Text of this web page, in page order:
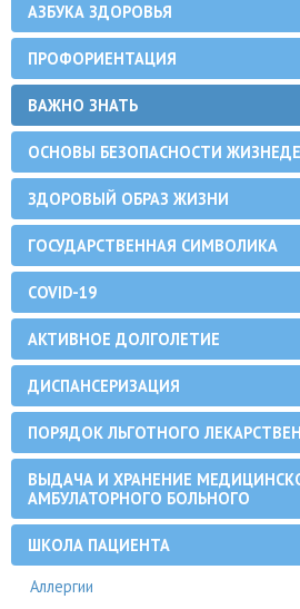
АЗБУКА ЗДОРОВЬЯ
ПРОФОРИЕНТАЦИЯ
ВАЖНО ЗНАТЬ
ОСНОВЫ БЕЗОПАСНОСТИ
ЗДОРОВЫЙ ОБРАЗ ЖИЗНИ
ГОСУДАРСТВЕННАЯ СИМВОЛИКА
COVID-19
АКТИВНОЕ ДОЛГОЛЕТИЕ
ДИСПАНСЕРИЗАЦИЯ
ПОРЯДОК ЛЬГОТНОГО
ВЫДАЧА И ХРАНЕНИЕ
АМБУЛАТОРНОГО БОЛЬНОГО
ШКОЛА ПАЦИЕНТА
Аллергии